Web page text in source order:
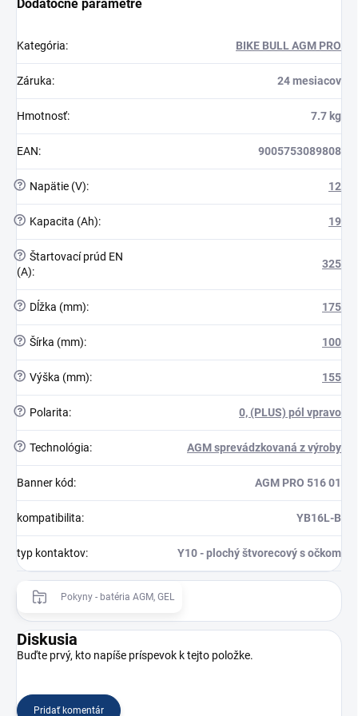
Dodatočné parametre
Kategória: BIKE BULL AGM PRO
Záruka: 24 mesiacov
Hmotnosť: 7.7 kg
EAN: 9005753089808
? Napätie (V): 12
? Kapacita (Ah): 19
? Štartovací prúd EN
(A):
325
? Dĺžka (mm): 175
? Šírka (mm): 100
? Výška (mm): 155
? Polarita: 0, (PLUS) pól vpravo
? Technológia: AGM sprevádzkovaná z výroby
Banner kód: AGM PRO 516 01
kompatibilita: YB16L-B
typ kontaktov: Y10 - plochý štvorecový s očkom
Pokyny - batéria AGM, GEL
Diskusia
Buďte prvý, kto napíše príspevok k tejto položke.
Pridať komentár